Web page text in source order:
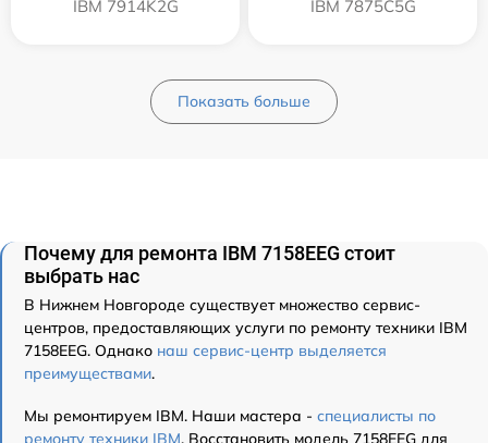
IBM 7914K2G IBM 7875C5G
Показать больше
Почему для ремонта IBM 7158EEG стоит
выбрать нас
В Нижнем Новгороде существует множество сервис-
центров, предоставляющих услуги по ремонту техники IBM
7158EEG. Однако наш сервис-центр выделяется
преимуществами.
Мы ремонтируем IBM. Наши мастера - специалисты по
ремонту техники IBM. Восстановить модель 7158EEG для